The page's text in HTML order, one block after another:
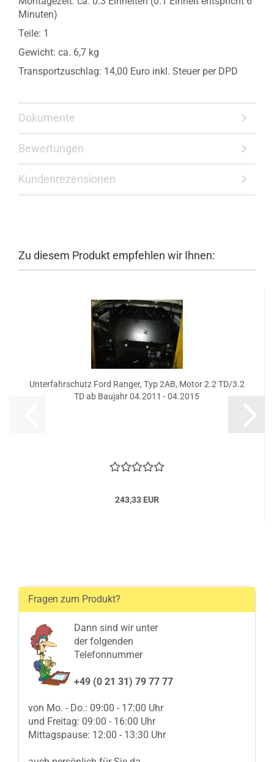
Minuten)
Teile: 1
Gewicht: ca. 6,7 kg
Transportzuschlag: 14,00 Euro inkl. Steuer per DPD
Dokumente
Bewertungen
Kundenrezensionen
Zu diesem Produkt empfehlen wir Ihnen:
Unterfahrschutz Ford Ranger, Typ 2AB, Motor 2.2 TD/3.2
TD ab Baujahr 04.2011 - 04.2015
243,33 EUR
Fragen zum Produkt?
Dann sind wir unter
der folgenden
Telefonnummer
+49 (0 21 31) 79 77 77
von Mo. - Do.: 09:00 - 17:00 Uhr
und Freitag: 09:00 - 16:00 Uhr
Mittagspause: 12:00 - 13:30 Uhr